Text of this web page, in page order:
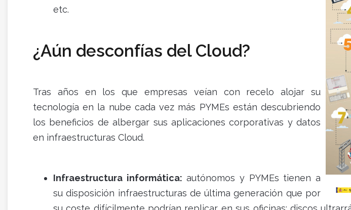
etc.
¿Aún desconfías del Cloud?
Tras años en los que empresas veían con recelo alojar su
tecnología en la nube cada vez más PYMEs están descubriendo
los beneficios de albergar sus aplicaciones corporativas y datos
en infraestructuras Cloud.
Infraestructura informática: autónomos y PYMEs tienen a
su disposición infraestructuras de última generación que por